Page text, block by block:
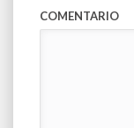
COMENTARIO